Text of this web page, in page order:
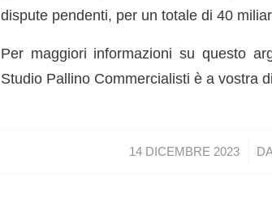
dispute pendenti, per un totale di 40
Per maggiori informazioni su questo
Studio Pallino Commercialisti è a vostra
14 DICEMBRE 2023
/